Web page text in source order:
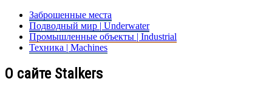
Заброшенные места
Подводный мир | Underwater
Промышленные объекты | Industrial
Техника | Machines
О сайте Stalkers